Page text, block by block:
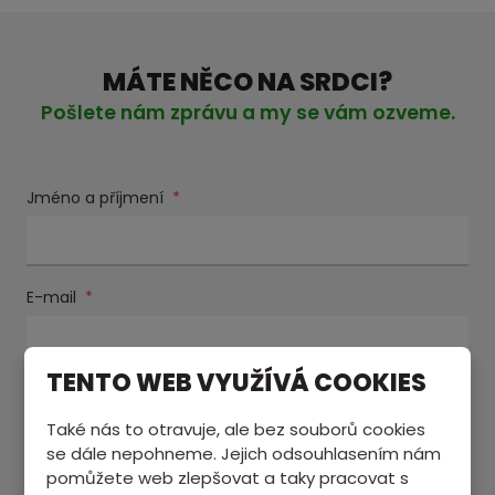
MÁTE NĚCO NA SRDCI?
Pošlete nám zprávu a my se vám ozveme.
Jméno a příjmení *
E-mail *
Text zprávy *
TENTO WEB VYUŽÍVÁ COOKIES
Také nás to otravuje, ale bez souborů cookies
se dále nepohneme. Jejich odsouhlasením nám
pomůžete web zlepšovat a taky pracovat s